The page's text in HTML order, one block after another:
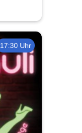
17:30 Uhr